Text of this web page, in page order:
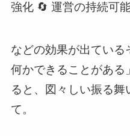
強化 🔄 運営の持続可
などの効果が出ている
何かできることがある
ると、図々しい振る舞
て。